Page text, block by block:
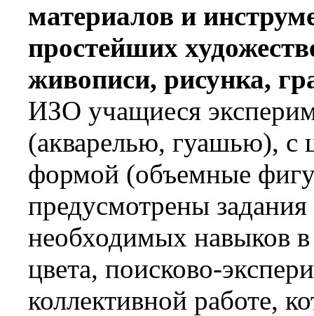
материалов и
простейших
живописи, рисунка,
ИЗО учащиеся
(акварелью, гуашью), с
формой (объемные
предусмотрены
необходимых навыков
цвета, поисково-
коллективной работе,